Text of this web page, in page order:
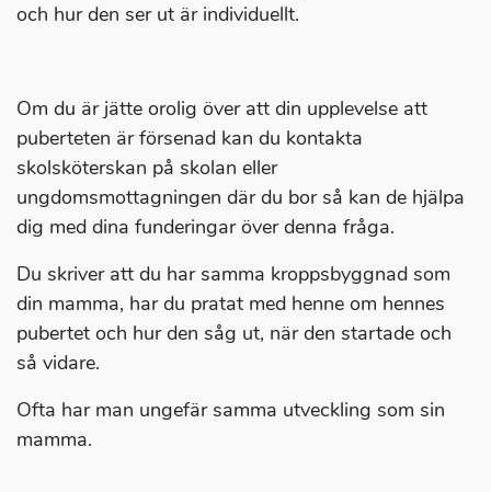
och hur den ser ut är individuellt.
Om du är jätte orolig över att din upplevelse att
puberteten är försenad kan du kontakta
skolsköterskan på skolan eller
ungdomsmottagningen där du bor så kan de hjälpa
dig med dina funderingar över denna fråga.
Du skriver att du har samma kroppsbyggnad som
din mamma, har du pratat med henne om hennes
pubertet och hur den såg ut, när den startade och
så vidare.
Ofta har man ungefär samma utveckling som sin
mamma.